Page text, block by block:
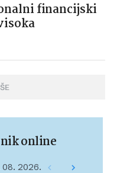
financijski
online
08. 2026.